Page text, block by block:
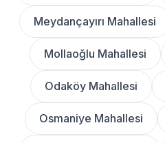
Meydançayırı Mahallesi
Mollaoğlu Mahallesi
Odaköy Mahallesi
Osmaniye Mahallesi